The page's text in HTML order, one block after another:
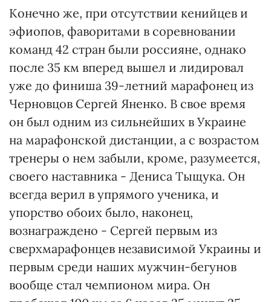
Конечно же, при отсутствии кенийцев и
эфиопов, фаворитами в соревновании
команд 42 стран были россияне, однако
после 35 км вперед вышел и лидировал
уже до финиша 39-летний марафонец из
Черновцов Сергей Яненко. В свое время
он был одним из сильнейших в Украине
на марафонской дистанции, а с возрастом
тренеры о нем забыли, кроме, разумеется,
своего наставника - Дениса Тыщука. Он
всегда верил в упрямого ученика, и
упорство обоих было, наконец,
вознаграждено - Сергей первым из
сверхмарафонцев независимой Украины и
первым среди наших мужчин-бегунов
вообще стал чемпионом мира. Он